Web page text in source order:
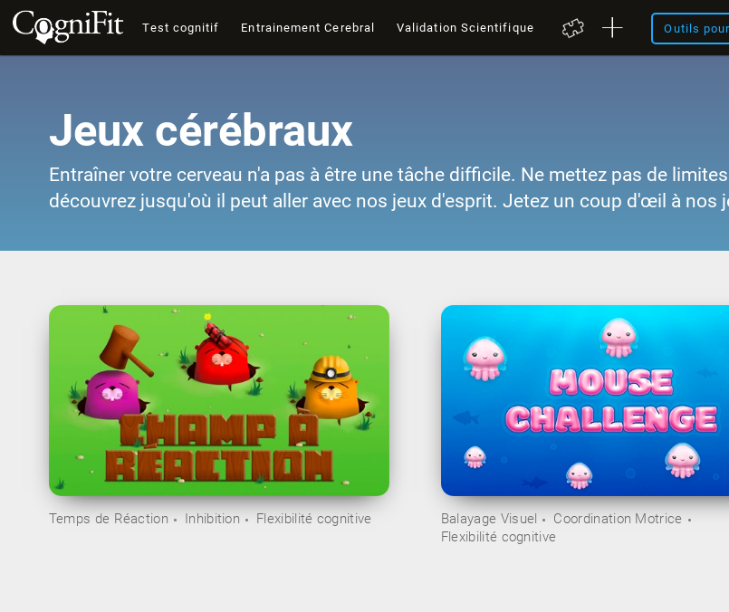
Test cognitif Entrainement Cerebral Validation Scientifique Outils
Jeux cérébraux
Entraîner votre cerveau n'a pas à être une tâche difficile. Ne mettez pas de
découvrez jusqu'où il peut aller avec nos jeux d'esprit. Jetez un coup d'œil à nos
Temps de Réaction Inhibition Flexibilité cognitive Balayage Visuel
Coordination Motrice
Flexibilité cognitive